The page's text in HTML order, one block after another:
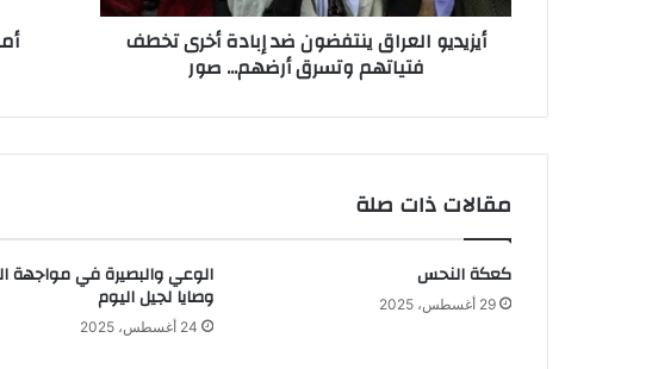
وتسرق
أرضهم...
أيزيديو العراق ينتفضون ضد إبادة أخرى تخطف
فتياتهم وتسرق أرضهم... صور
الحرارة
مقالات ذات صلة
كعكة النحس
29 أغسطس، 2025
الوعي والبصيرة في مواجهة
وصايا لجيل اليوم
24 أغسطس، 2025